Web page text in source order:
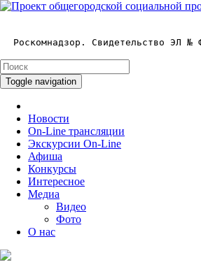
Роскомнадзор. Свидетельство ЭЛ №
Toggle navigation
Новости
On-Line трансляции
Экскурсии On-Line
Афиша
Конкурсы
Интересное
Медиа
Видео
Фото
О нас